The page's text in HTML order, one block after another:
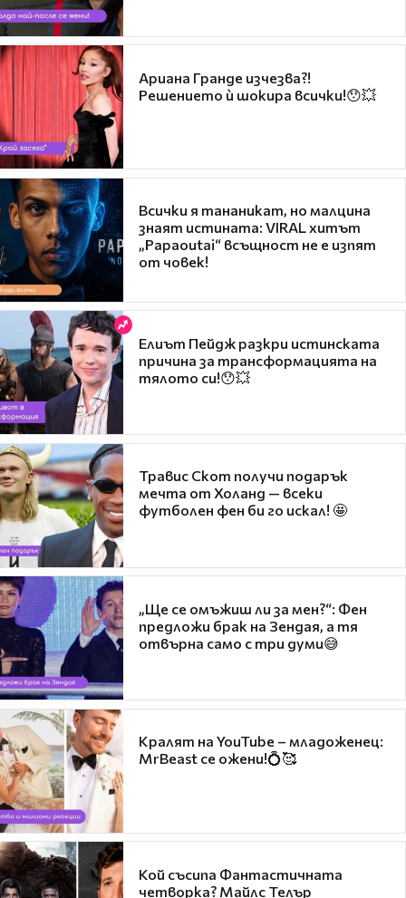
Ариана Гранде изчезва?!
Решението ѝ шокира всички!😯💥
Всички я тананикат, но малцина
знаят истината: VIRAL хитът
„Papaoutai“ всъщност не е изпят
от човек!
Елиът Пейдж разкри истинската
причина за трансформацията на
тялото си!😯💥
Травис Скот получи подарък
мечта от Холанд — всеки
футболен фен би го искал! 🤩
„Ще се омъжиш ли за мен?“: Фен
предложи брак на Зендая, а тя
отвърна само с три думи😅
Кралят на YouTube – младоженец:
MrBeast се ожени!💍🥰
Кой съсипа Фантастичната
четворка? Майлс Телър